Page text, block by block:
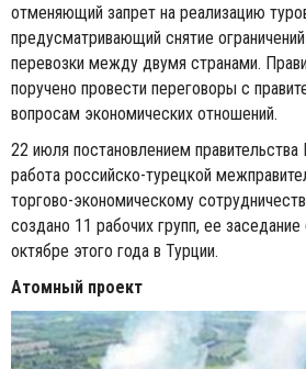
отменяющий запрет на реализацию
предусматривающий снятие
перевозки между двумя странами.
поручено провести переговоры с
вопросам экономических отношений.
22 июля постановлением
работа российско-турецкой
торгово-экономическому
создано 11 рабочих групп, ее
октябре этого года в Турции.
Атомный проект